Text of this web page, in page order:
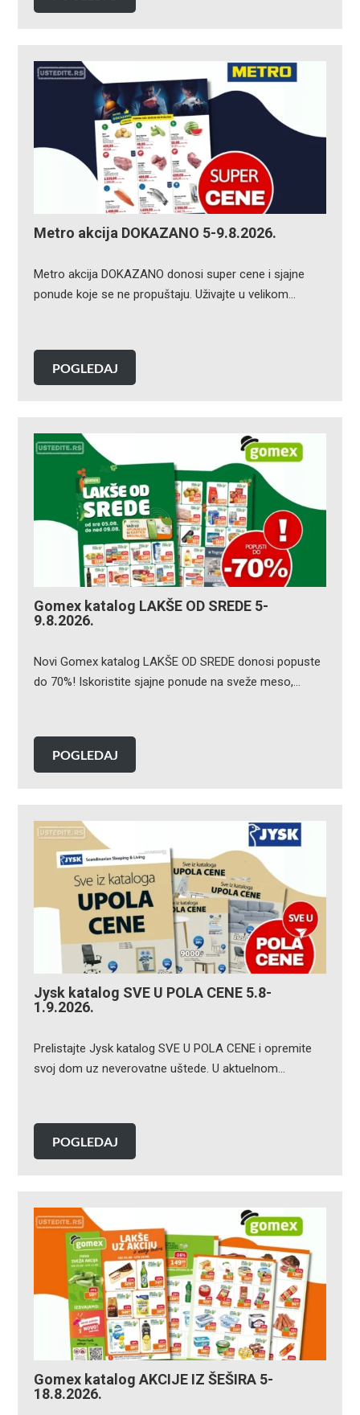
Metro akcija DOKAZANO 5-9.8.2026.
Metro akcija DOKAZANO donosi super cene i sjajne
ponude koje se ne propuštaju. Uživajte u velikom…
POGLEDAJ
Gomex katalog LAKŠE OD SREDE 5-
9.8.2026.
Novi Gomex katalog LAKŠE OD SREDE donosi popuste
do 70%! Iskoristite sjajne ponude na sveže meso,…
POGLEDAJ
Jysk katalog SVE U POLA CENE 5.8-
1.9.2026.
Prelistajte Jysk katalog SVE U POLA CENE i opremite
svoj dom uz neverovatne uštede. U aktuelnom…
POGLEDAJ
Gomex katalog AKCIJE IZ ŠEŠIRA 5-
18.8.2026.